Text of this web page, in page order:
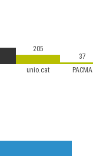
unio.cat PACMA
205
37